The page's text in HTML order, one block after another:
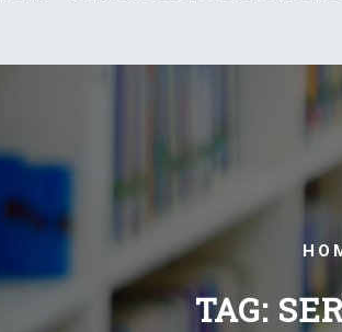
TAG: